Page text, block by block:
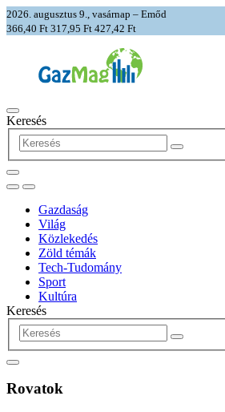
2026. augusztus 9., vasárnap – Emőd
366,40 Ft 317,95 Ft 427,42 Ft
Keresés
Gazdaság
Világ
Közlekedés
Zöld témák
Tech-Tudomány
Sport
Kultúra
Keresés
Rovatok